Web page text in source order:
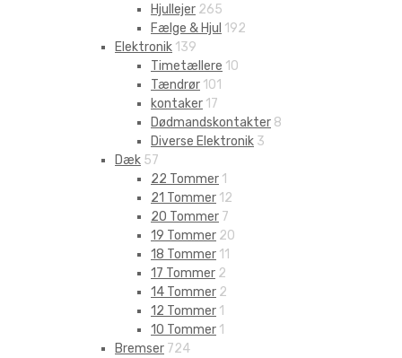
Hjullejer 265
Fælge & Hjul 192
Elektronik 139
Timetællere 10
Tændrør 101
kontaker 17
Dødmandskontakter 8
Diverse Elektronik 3
Dæk 57
22 Tommer 1
21 Tommer 12
20 Tommer 7
19 Tommer 20
18 Tommer 11
17 Tommer 2
14 Tommer 2
12 Tommer 1
10 Tommer 1
Bremser 724